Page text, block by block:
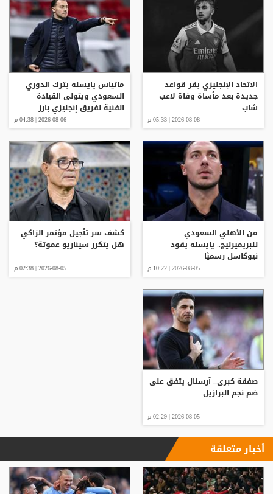
الاتحاد الإنجليزي يقر قواعد
جديدة بعد مأساة وفاة لاعب
شاب
2026-08-08 | 05:33 م
ماتياس يايسله يترك الدوري
السعودي ويتولى القيادة
الفنية لفريق إنجليزي بارز
2026-08-06 | 04:38 م
من الأهلي السعودي
للبريميرليج.. يايسله يقود
نيوكاسل رسميًا
2026-08-05 | 10:22 م
كشف سر تأجيل مؤتمر الزاكي..
هل يتكرر سيناريو عموتة؟
2026-08-05 | 02:38 م
صفقة كبرى.. آرسنال يتفق على
ضم نجم البرازيل
2026-08-05 | 02:29 م
أخبار متعلقة